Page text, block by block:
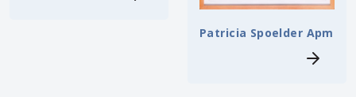
Patricia Spoelder Apm